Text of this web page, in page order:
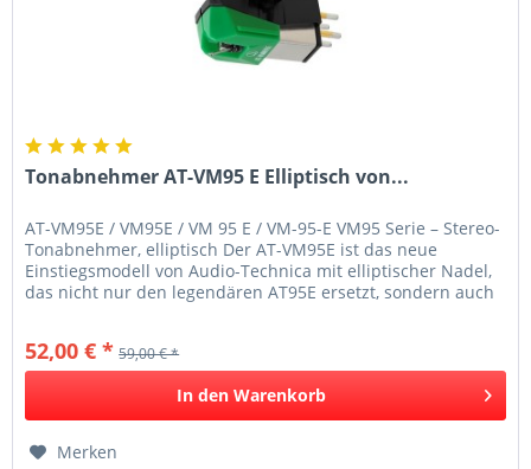
Tonabnehmer AT-VM95 E Elliptisch von...
AT-VM95E / VM95E / VM 95 E / VM-95-E VM95 Serie – Stereo-
Tonabnehmer, elliptisch Der AT-VM95E ist das neue
Einstiegsmodell von Audio-Technica mit elliptischer Nadel,
das nicht nur den legendären AT95E ersetzt, sondern auch
52,00 € * 59,00 € *
In den Warenkorb
Merken